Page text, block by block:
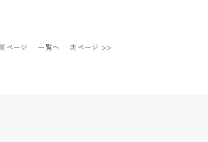
ページ 一覧へ 次ページ >>